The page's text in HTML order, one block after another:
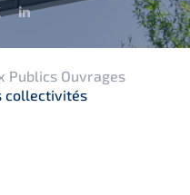
TwitterLinkedIn
Publics Ouvrages
collectivités